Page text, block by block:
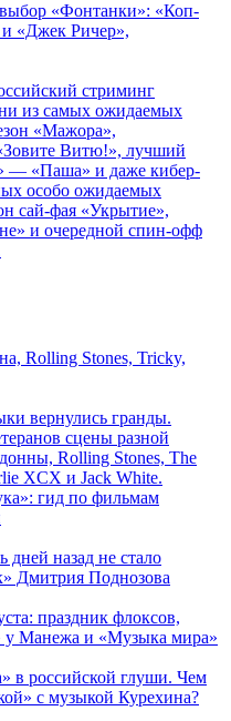
выбор «Фонтанки»: «Коп-
и «Джек Ричер»,
стриминг
из самых ожидаемых
«Мажора»,
Витю!», лучший
— «Паша» и даже кибер-
особо ожидаемых
сай-фая «Укрытие»,
и очередной спин-офф
Rolling Stones, Tricky,
вернулись гранды.
сцены разной
Rolling Stones, The
XCX и Jack White.
гид по фильмам
дней назад не стало
Дмитрия Поднозова
праздник флоксов,
у Манежа и «Музыка мира»
в российской глуши. Чем
с музыкой Курехина?